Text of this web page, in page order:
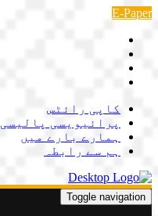
Skip
content
E-Paper
کاپی رائٹس
پرائیویسی پالیسی
ہمارے بارے میں
ہم سے رابطہ
Toggle navigation